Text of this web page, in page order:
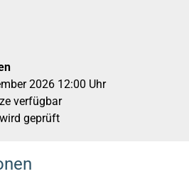
2026 12:00 Uhr
verfügbar
geprüft